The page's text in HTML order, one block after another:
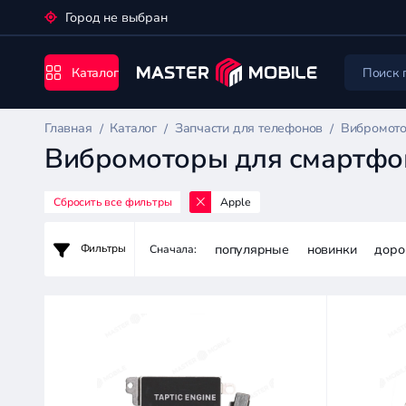
Город не выбран
Каталог
Главная Каталог Запчасти для телефонов
Вибромоторы для
для
телефонов
Сбросить все фильтры Apple
Фильтры Сначала: популярные новинки